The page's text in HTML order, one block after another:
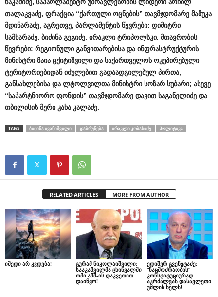
ნაკაშიძე, საპარლამენტო უმრავლესობის ლიდერი არჩილ
თალაკვაძე, ფრაქცია “ქართული ოცნების” თავმჯდომარე მამუკა
მდინარაძე, აგრეთვე, პარლამენტის წევრები: დიმიტრი
სამხარაძე, ბიძინა გეგიძე, ირაკლი ტრიპოლსკი, მთავრობის
წევრები: რეგიონული განვითარებისა და ინფრასტრუქტურის
მინისტრი მაია ცქიტიშვილი და საქართველოს ოკუპირებული
ტერიტორიებიდან იძულებით გადაადგილებულ პირთა,
განსახლებისა და ლტოლვილთა მინისტრი სოზარ სუბარი; ასევე
“საპარტნიორო ფონდის” თავმჯდომარე დავით საგანელიძე და
თბილისის მერი კახა კალაძე.
TAGS ᲑᲘᲫᲘᲜᲐ ᲘᲕᲐᲜᲘᲨᲕᲘᲚᲘ ᲓᲐᲑᲠᲣᲜᲔᲑᲐ ᲘᲠᲐᲙᲚᲘ ᲙᲝᲑᲐᲮᲘᲫᲔ ᲞᲝᲚᲘᲢᲘᲙᲐ
RELATED ARTICLES MORE FROM AUTHOR
იმედი არ კვდება!
გურამ ნიკოლაიშვილი:
სააკაშვილმა ცხინვალში
ომი აშშ-ის დაკვეთით
დაიწყო!
ედიშერ გვენეტაძე:
“ნაცმოძრაობის”
კონსტიტუციურად
აკრძალვას დასავლეთი
უშლის ხელს!